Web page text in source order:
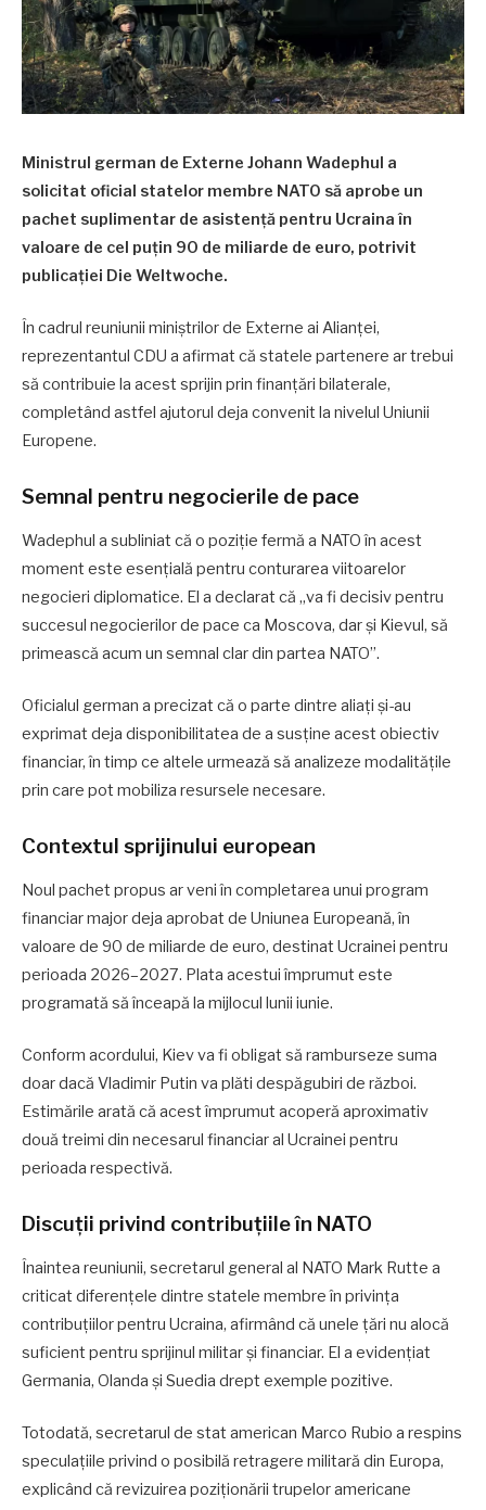
Ministrul german de Externe Johann Wadephul a
solicitat oficial statelor membre NATO să aprobe un
pachet suplimentar de asistență pentru Ucraina în
valoare de cel puțin 90 de miliarde de euro, potrivit
publicației Die Weltwoche.
În cadrul reuniunii miniștrilor de Externe ai Alianței,
reprezentantul CDU a afirmat că statele partenere ar trebui
să contribuie la acest sprijin prin finanțări bilaterale,
completând astfel ajutorul deja convenit la nivelul Uniunii
Europene.
Semnal pentru negocierile de pace
Wadephul a subliniat că o poziție fermă a NATO în acest
moment este esențială pentru conturarea viitoarelor
negocieri diplomatice. El a declarat că „va fi decisiv pentru
succesul negocierilor de pace ca Moscova, dar și Kievul, să
primească acum un semnal clar din partea NATO”.
Oficialul german a precizat că o parte dintre aliați și-au
exprimat deja disponibilitatea de a susține acest obiectiv
financiar, în timp ce altele urmează să analizeze modalitățile
prin care pot mobiliza resursele necesare.
Contextul sprijinului european
Noul pachet propus ar veni în completarea unui program
financiar major deja aprobat de Uniunea Europeană, în
valoare de 90 de miliarde de euro, destinat Ucrainei pentru
perioada 2026–2027. Plata acestui împrumut este
programată să înceapă la mijlocul lunii iunie.
Conform acordului, Kiev va fi obligat să ramburseze suma
doar dacă Vladimir Putin va plăti despăgubiri de război.
Estimările arată că acest împrumut acoperă aproximativ
două treimi din necesarul financiar al Ucrainei pentru
perioada respectivă.
Discuții privind contribuțiile în NATO
Înaintea reuniunii, secretarul general al NATO Mark Rutte a
criticat diferențele dintre statele membre în privința
contribuțiilor pentru Ucraina, afirmând că unele țări nu alocă
suficient pentru sprijinul militar și financiar. El a evidențiat
Germania, Olanda și Suedia drept exemple pozitive.
Totodată, secretarul de stat american Marco Rubio a respins
speculațiile privind o posibilă retragere militară din Europa,
explicând că revizuirea poziționării trupelor americane